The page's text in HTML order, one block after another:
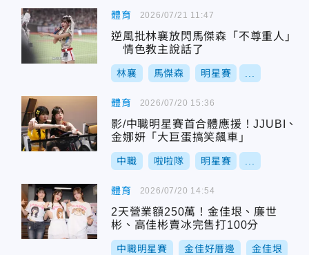
體育
逆風批林襄放閃馬傑森「不尊重人」
情色教主說話了
林襄 馬傑森 明星賽
2026/07/21 11:47
體育
影/中職明星賽首合體應援！JJUBI、
金娜妍「大巨蛋搞笑飆車」
中職 啦啦隊 明星賽
2026/07/20 15:36
體育
2天營業額250萬！金佳垠、廉世
彬、高佳彬賣冰完售打100分
中職明星賽 金佳好厝邊 金佳垠
2026/07/20 14:54